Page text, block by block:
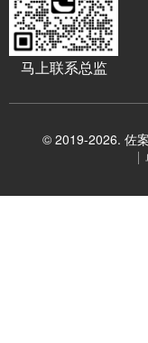
马上联系总监
© 2019-2026. 佐